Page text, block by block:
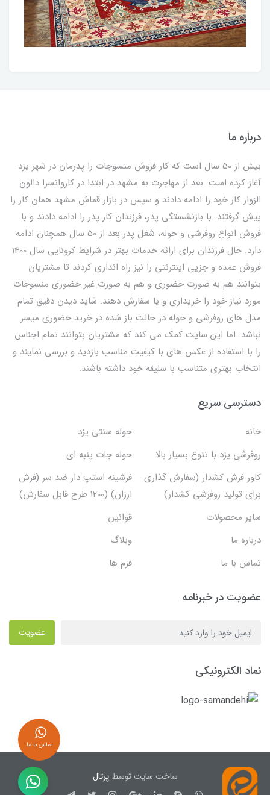
درباره ما
بیش از 50 سال است که کار فروش منسوجات را پدرمان در شهر یزد
آغاز کرده است. بعد از مهاجرت به مشهد در ابتدا در کاروانسرا دالون
الزوار کار خود را ادامه دادند و سپس در بازار قماش مشهد همان کار را
پیش گرفتند. با بازنشستگی پدر، فرزندان کار پدر را ادامه دادند و با
فروش انواع روفرشی و حوله، شغل پدر بعد از 50 سال همچنان ادامه
دارد. حال فرزندان برای ارائه خدمات بهتر در شرایط کرونایی سال 1400
فروش عمده و جزیی اینترنتی را نیز راه اندازی کردند تا مشتریان
بتوانند هم به صورت حضوری و هم به صورت غیر حضوری منسوجات
مورد نیاز خود را خریداری و یا سفارش دهند. شاید دیدن دقیق تمام
مدل های روفرشی و حوله در حالت باز شده در خرید حضوری میسر
نباشد. اما این سایت کمک می کند که مشتریان بتوانند تمام اجناس
را با استفاده از عکس های با کیفیت مناسب بازدید و بررسی نمایند و
انتخاب بهتری متناسب با سلیقه خود داشته باشند.
دسترسی سریع
خانه
حوله سنتی یزد
روفرشی یزد با تنوع بسیار بالا
حوله جات پنبه ای
کاور فرش کشدار (سفارش گذاری
برای تولید روفرشی کشدار)
فرشینه استپ دار ضد سر (فرش
ارزان) (۱۲۰۰ طرح قابل سفارش)
سایر محصولات
قوانین
درباره ما
وبلاگ
تماس با ما
فرم ها
عضویت در خبرنامه
عضویت
نماد الکترونیکی
ساخت سایت توسطپرتال
تماس با ما